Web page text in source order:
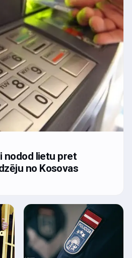
nodod lietu pret
no Kosovas